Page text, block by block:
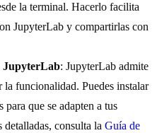
la terminal. Hacerlo facilita
JupyterLab y compartirlas con
JupyterLab: JupyterLab admite
la funcionalidad. Puedes instalar
para que se adapten a tus
detalladas, consulta la Guía de